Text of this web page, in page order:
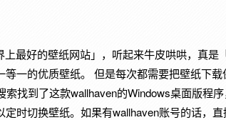
上最好的壁纸网站」，听起来牛皮哄哄，真
一的优质壁纸。 但是每次都需要把壁纸下载
索找到了这款wallhaven的Windows桌面版程
定时切换壁纸。如果有wallhaven账号的话，